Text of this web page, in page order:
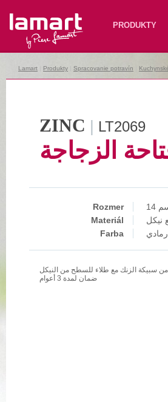
Lamart PRODUKTY
Lamart Produkty Spracovanie potravín
ZINC | LT2069
الزجاجة
Rozmer
سم
Materiál
نيكل
Farba
رمادي
ضمان لمدة 3 أعوام